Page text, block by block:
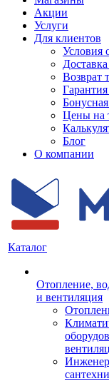
Акции
Услуги
Для клиентов
Условия
Возврат
Цены на
Блог
О компании
Каталог
Отопление,
и вентиляция